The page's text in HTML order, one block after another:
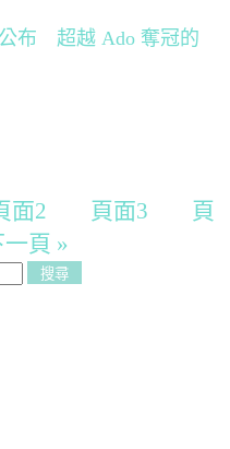
公布 超越 Ado 奪冠的
面2 頁面3
頁
一頁 »
搜尋